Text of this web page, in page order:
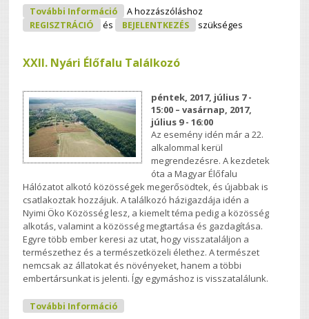
További Információ XXII. Élőfalu Találkozó - Beszámoló
Nyimből Tartalommal Kapcsolatosan
A hozzászóláshoz
REGISZTRÁCIÓ
és BEJELENTKEZÉS szükséges
XXII. Nyári Élőfalu Találkozó
péntek, 2017, július 7 -
15:00 –vasárnap, 2017,
július 9 - 16:00
Az esemény idén már a 22.
alkalommal kerül
megrendezésre. A kezdetek
óta a Magyar Élőfalu
Hálózatot alkotó közösségek megerősödtek, és újabbak is
csatlakoztak hozzájuk. A találkozó házigazdája idén a
Nyimi Öko Közösség lesz, a kiemelt téma pedig a közösség
alkotás, valamint a közösség megtartása és gazdagítása.
Egyre több ember keresi az utat, hogy visszataláljon a
természethez és a természetközeli élethez. A természet
nemcsak az állatokat és növényeket, hanem a többi
embertársunkat is jelenti. Így egymáshoz is visszatalálunk.
További Információ